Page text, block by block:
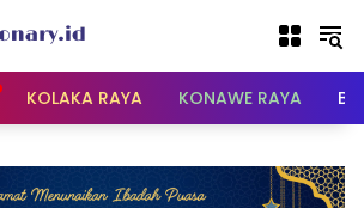
KOLAKA RAYA KONAWE RAYA